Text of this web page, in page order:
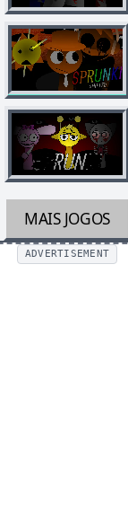
MAIS JOGOS
ADVERTISEMENT